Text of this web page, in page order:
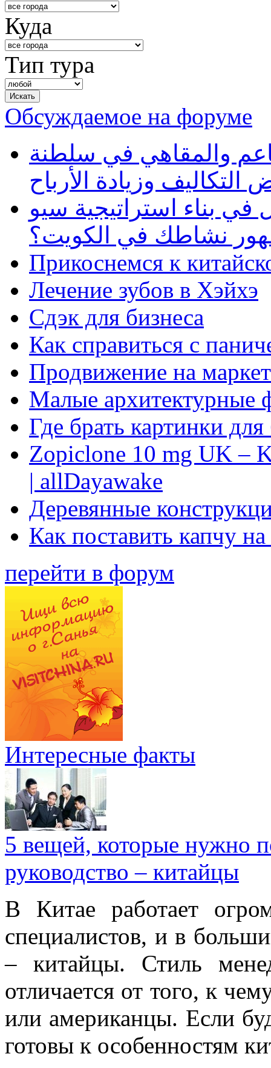
Куда
Тип тура
Обсуждаемое на форуме
والمقاهي في سلطنة
وزيادة الأرباح
بناء استراتيجية سيو
نشاطك في الكويت؟
Прикоснемся к
Лечение зубов в Хэйхэ
Сдэк для бизнеса
Как справиться с
Продвижение на
Малые архитектурные
Где брать картинки
Zopiclone 10 mg UK –
| allDayawake
Деревянные
Как поставить капчу
перейти в форум
Интересные факты
5 вещей, которые нужно
руководство – китайцы
В Китае работает
специалистов, и в
– китайцы. Стиль
отличается от того, к
или американцы. Если
готовы к особенностям